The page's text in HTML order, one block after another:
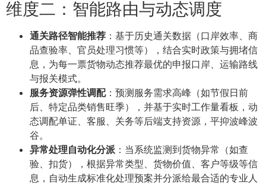
维度二：智能路由与动态调度
通关路径智能推荐 ：基于历史通关数据（口岸效率、商
品查验率、官员处理习惯等），结合实时政策与拥堵信
息，为每一票货物动态推荐最优的申报口岸、运输路线
与报关模式。
服务资源弹性调配：预测服务需求高峰（如节假日前
后、特定品类销售旺季），并基于实时工作量看板，动
态调配单证、客服、关务等后端支持资源，平抑波峰波
谷。
异常处理自动化分派 ：当系统监测到货物异常（如查
验、扣货），根据异常类型、货物价值、客户等级等信
息，自动生成标准化处理预案并分派给最合适的专业人